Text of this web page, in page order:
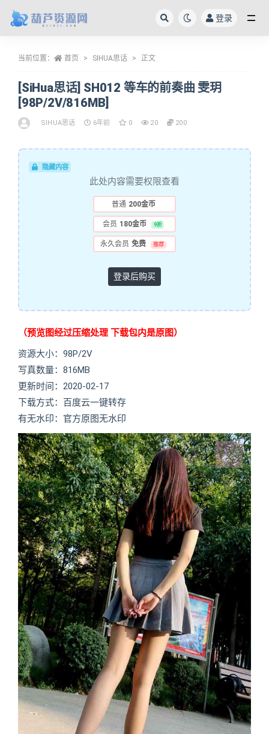
登录
当前位置： 首页 SIHUA思话 正文
[SiHua思话] SH012 等车的前奏曲 雯玥
[98P/2V/816MB]
SIHUA思话 6年前 0 20 200
隐藏内容
此处内容需要权限查看
普通 200金币
会员 180金币 9折
永久会员 免费 推荐
登录后购买
（预览图经过压缩处理 下载包内是原图）
资源大小：98P/2V
写真数量：816MB
更新时间：2020-02-17
下载方式：百度云一键转存
有无水印：官方原图无水印